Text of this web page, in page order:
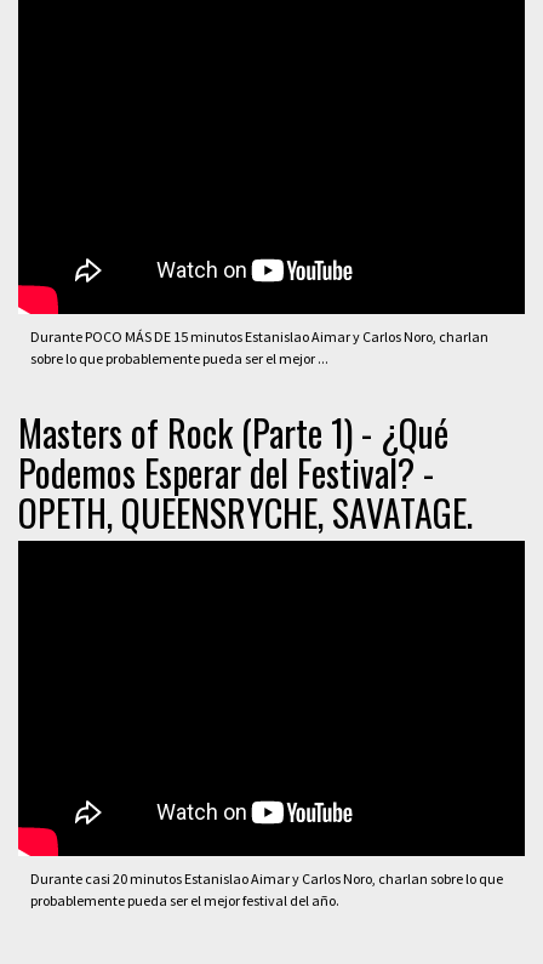
Durante POCO MÁS DE 15 minutos Estanislao Aimar y Carlos Noro, charlan
sobre lo que probablemente pueda ser el mejor ...
Masters of Rock (Parte 1) - ¿Qué
Podemos Esperar del Festival? -
OPETH, QUEENSRYCHE, SAVATAGE.
Durante casi 20 minutos Estanislao Aimar y Carlos Noro, charlan sobre lo que
probablemente pueda ser el mejor festival del año.